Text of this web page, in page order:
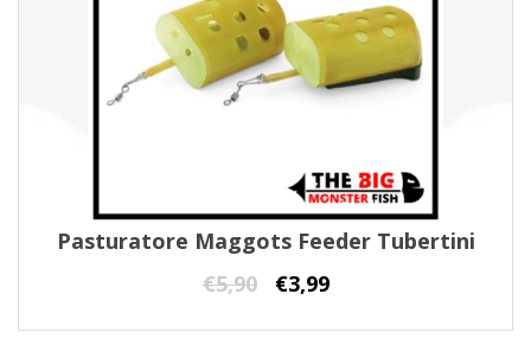
Pasturatore Maggots Feeder Tubertini
€5,90 €3,99